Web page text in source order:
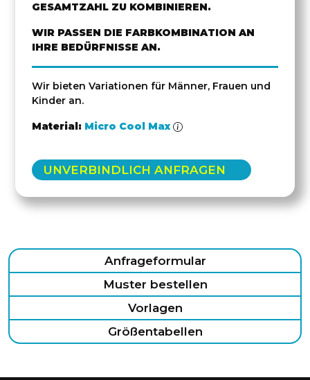
GESAMTZAHL ZU KOMBINIEREN.
WIR PASSEN DIE FARBKOMBINATION AN
IHRE BEDÜRFNISSE AN.
Wir bieten Variationen für Männer, Frauen und
Kinder an.
Material: Micro Cool Max
UNVERBINDLICH ANFRAGEN
Anfrageformular
Muster bestellen
Vorlagen
Größentabellen